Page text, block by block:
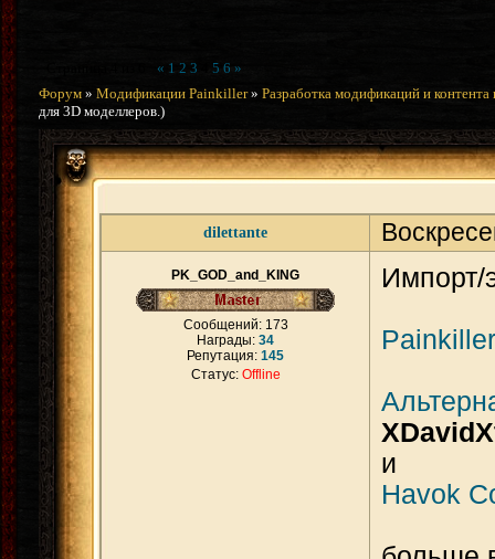
« 1 2 3 5 6 »
Форум » Модификации Painkiller » Разработка модификаций и контента
для 3D моделлеров.)
dilettante
PK_GOD_and_KING
Сообщений: 173
Награды: 34
Репутация: 145
Статус: Offline
Импорт/
и
Havok